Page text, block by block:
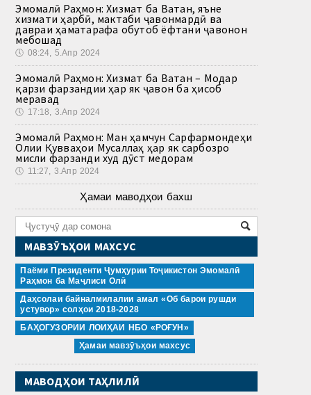
Эмомалӣ Раҳмон: Хизмат ба Ватан, яъне
хизмати ҳарбӣ, мактаби ҷавонмардӣ ва
давраи ҳаматарафа обутоб ёфтани ҷавонон
мебошад
🕔 08:24, 5.Апр 2024
Эмомалӣ Раҳмон: Хизмат ба Ватан – Модар
қарзи фарзандии ҳар як ҷавон ба ҳисоб
меравад
🕔 17:18, 3.Апр 2024
Эмомалӣ Раҳмон: Ман ҳамчун Сарфармондеҳи
Олии Қувваҳои Мусаллаҳ ҳар як сарбозро
мисли фарзанди худ дӯст медорам
🕔 11:27, 3.Апр 2024
Ҳамаи маводҳои бахш
МАВЗӮЪҲОИ МАХСУС
Паёми Президенти Ҷумҳурии Тоҷикистон Эмомалӣ
Раҳмон ба Маҷлиси Олӣ
Даҳсолаи байналмилалии амал «Об барои рушди
устувор» солҳои 2018-2028
БАҲОГУЗОРИИ ЛОИҲАИ НБО «РОҒУН»
Ҳамаи мавзӯъҳои махсус
МАВОДҲОИ ТАҲЛИЛӢ